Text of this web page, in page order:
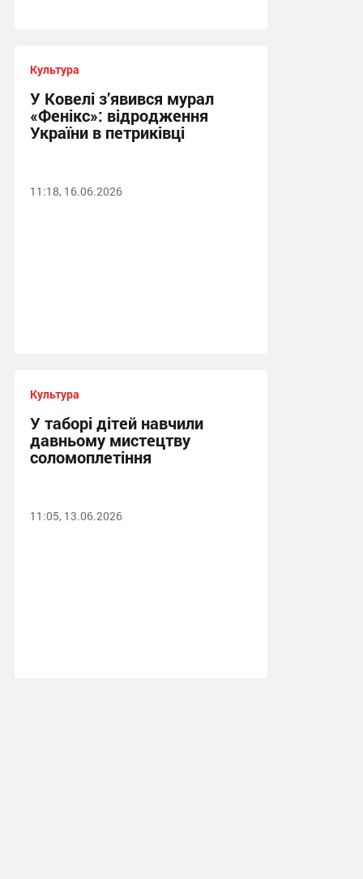
Культура
У Ковелі з’явився мурал
«Фенікс»: відродження
України в петриківці
11:18, 16.06.2026
Культура
У таборі дітей навчили
давньому мистецтву
соломоплетіння
11:05, 13.06.2026